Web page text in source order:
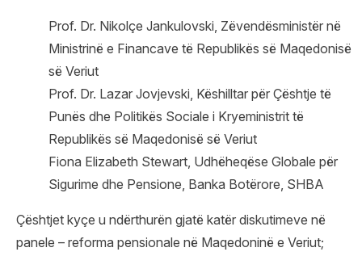
Prof. Dr. Nikolçe Jankulovski, Zëvendësministër në
Ministrinë e Financave të Republikës së Maqedonisë
së Veriut
Prof. Dr. Lazar Jovjevski, Këshilltar për Çështje të
Punës dhe Politikës Sociale i Kryeministrit të
Republikës së Maqedonisë së Veriut
Fiona Elizabeth Stewart, Udhëheqëse Globale për
Sigurime dhe Pensione, Banka Botërore, SHBA
Çështjet kyçe u ndërthurën gjatë katër diskutimeve në
panele – reforma pensionale në Maqedoninë e Veriut;